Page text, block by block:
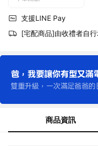
支援LINE Pay
[宅配商品]由收禮者自行
商品資訊